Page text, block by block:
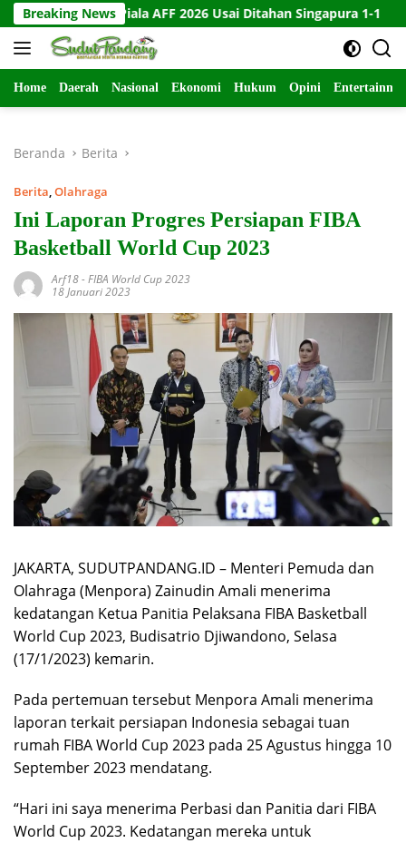
Langsung
ke
konten
Breaking News
Piala AFF 2026 Usai Ditahan Singapura 1-1 10 Kartu
Home Daerah Nasional Ekonomi Hukum Opini
Beranda Berita
Berita,Olahraga
Ini Laporan Progres Persiapan FIBA
Basketball World Cup 2023
Arf18-FIBA World Cup 2023
18 Januari 2023
JAKARTA, SUDUTPANDANG.ID – Menteri Pemuda dan
Olahraga (Menpora) Zainudin Amali menerima
kedatangan Ketua Panitia Pelaksana FIBA Basketball
World Cup 2023, Budisatrio Djiwandono, Selasa
(17/1/2023) kemarin.
Pada pertemuan tersebut Menpora Amali menerima
laporan terkait persiapan Indonesia sebagai tuan
rumah FIBA World Cup 2023 pada 25 Agustus hingga 10
September 2023 mendatang.
“Hari ini saya menerima Perbasi dan Panitia dari FIBA
World Cup 2023. Kedatangan mereka untuk